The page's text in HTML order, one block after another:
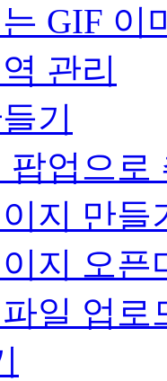
GIF 이
관리
기
팝업으
지 만들
지 오픈
일 업로